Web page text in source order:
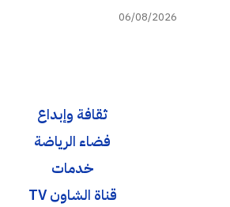
06/08/2026
ثقافة وإبداع
فضاء الرياضة
خدمات
قناة الشاون TV